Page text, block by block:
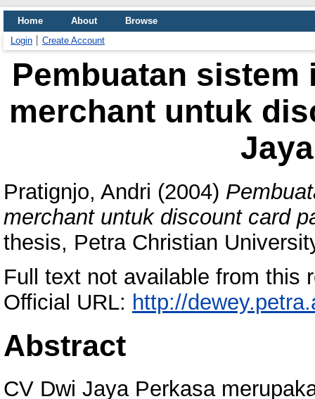
Home About
Browse
Login
Create Account
Pembuatan
merchant untuk
Pratignjo, Andri (2004)
merchant untuk discount card
thesis, Petra Christian
Full text not available from this
Official URL: http://
Abstract
CV Dwi Jaya Perkasa